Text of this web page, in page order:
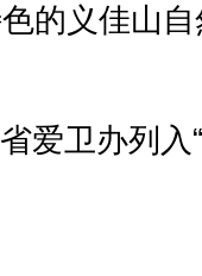
的义佳山
爱卫办列入 “